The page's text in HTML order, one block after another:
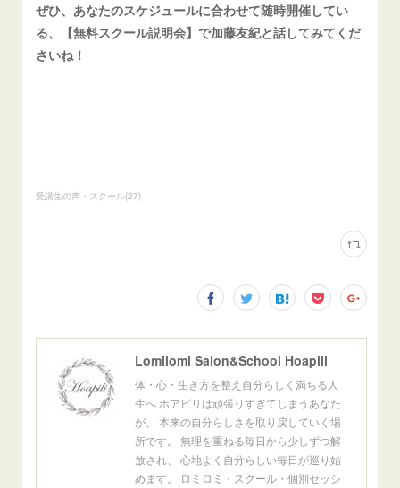
ぜひ、あなたのスケジュールに合わせて随時開催してい
る、【無料スクール説明会】で加藤友紀と話してみてくだ
さいね！
受講生の声・スクール(27)
Lomilomi Salon&School Hoapili
体・心・生き方を整え自分らしく満ちる人
生へ ホアピリは頑張りすぎてしまうあなた
が、 本来の自分らしさを取り戻していく場
所です。 無理を重ねる毎日から少しずつ解
放され、 心地よく自分らしい毎日が巡り始
めます。 ロミロミ・スクール・個別セッシ